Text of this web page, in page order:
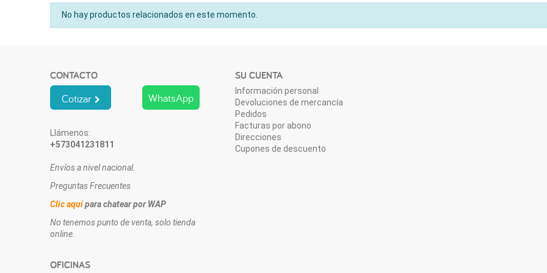
No hay productos relacionados en este momento.
CONTACTO
Cotizar
Llámenos:
+573041231811
WhatsApp
Envíos a nivel nacional.
Preguntas Frecuentes
Clic aquípara chatear por WAP
No tenemos punto de venta, solo tienda
online.
OFICINAS
SU CUENTA
Información personal
Devoluciones de mercancía
Pedidos
Facturas por abono
Direcciones
Cupones de descuento